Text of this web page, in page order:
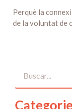
Perquè la
de la voluntat de